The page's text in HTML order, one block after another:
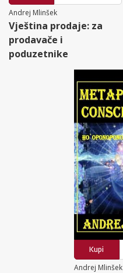
Andrej Mlinšek
Vještina prodaje: za
prodavače i
poduzetnike
Kupi
Andrej Mlinšek